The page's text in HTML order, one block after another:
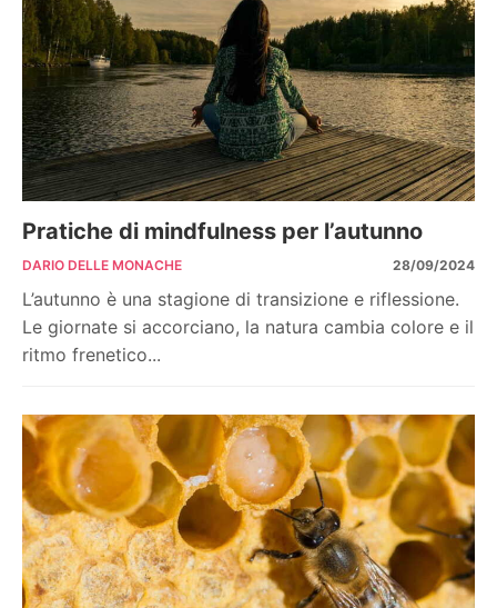
Pratiche di mindfulness per l’autunno
DARIO DELLE MONACHE 28/09/2024
L’autunno è una stagione di transizione e riflessione.
Le giornate si accorciano, la natura cambia colore e il
ritmo frenetico...